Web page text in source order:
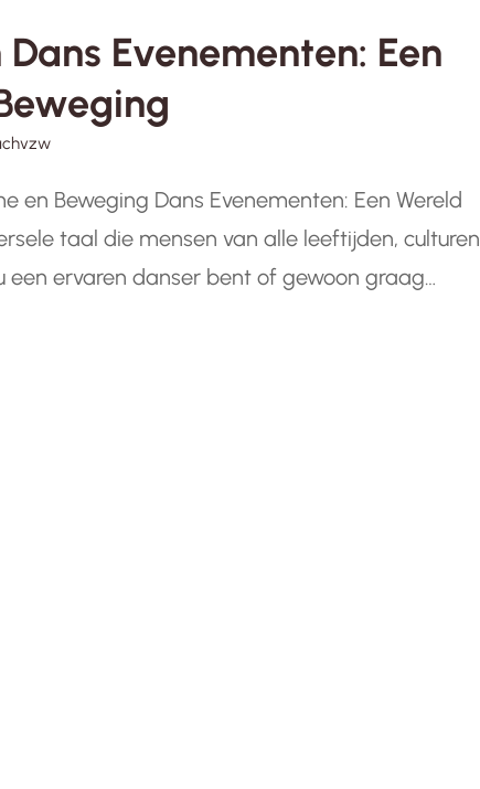
Evenementen: Een
en Beweging Dans Evenementen: Een Wereld
taal die mensen van alle leeftijden, culturen
ervaren danser bent of gewoon graag